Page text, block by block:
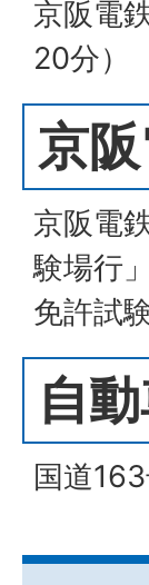
京阪電
20分）
京
京阪電
験場行
免許試
自
国道